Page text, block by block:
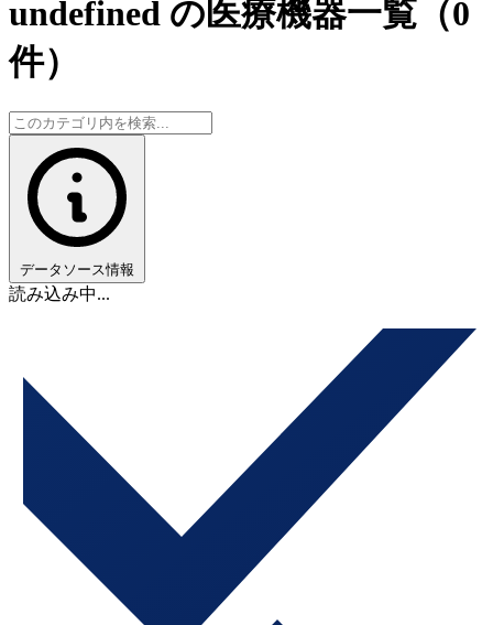
undefined の医療機器一覧 （0
件）
データソース情報
読み込み中...